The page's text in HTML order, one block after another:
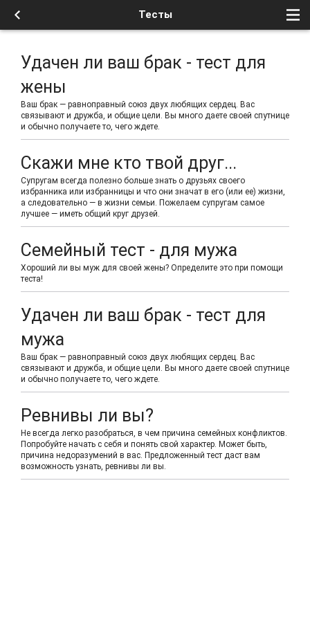
Тесты
Удачен ли ваш брак - тест для
жены
Ваш брак — равноправный союз двух любящих сердец. Вас
связывают и дружба, и общие цели. Вы много даете своей спутнице
и обычно получаете то, чего ждете.
Скажи мне кто твой друг...
Супругам всегда полезно больше знать о друзьях своего
избранника или избранницы и что они значат в его (или ее) жизни,
а следовательно — в жизни семьи. Пожелаем супругам самое
лучшее — иметь общий круг друзей.
Семейный тест - для мужа
Хороший ли вы муж для своей жены? Определите это при помощи
теста!
Удачен ли ваш брак - тест для
мужа
Ваш брак — равноправный союз двух любящих сердец. Вас
связывают и дружба, и общие цели. Вы много даете своей спутнице
и обычно получаете то, чего ждете.
Ревнивы ли вы?
Не всегда легко разобраться, в чем причина семейных конфликтов.
Попробуйте начать с себя и понять свой характер. Может быть,
причина недоразумений в вас. Предложенный тест даст вам
возможность узнать, ревнивы ли вы.